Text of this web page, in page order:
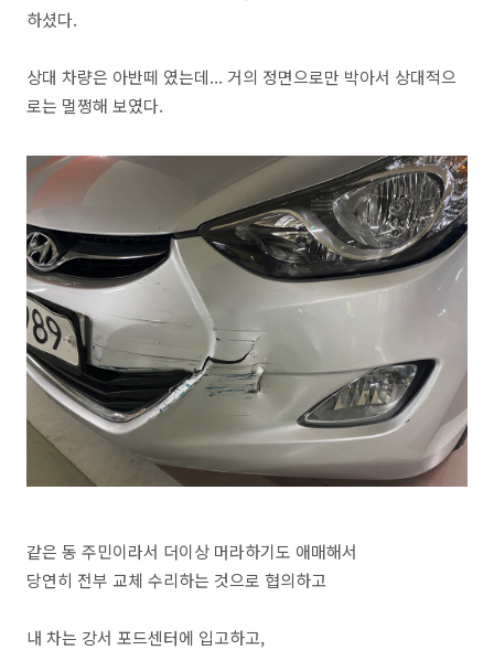
하셨다.
상대 차량은 아반떼 였는데... 거의 정면으로만 박아서 상대적으
로는 멀쩡해 보였다.
같은 동 주민이라서 더이상 머라하기도 애매해서
당연히 전부 교체 수리하는 것으로 협의하고
내 차는 강서 포드센터에 입고하고,